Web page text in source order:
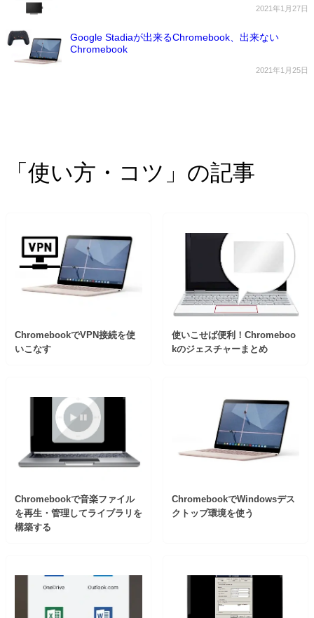
2021年1月27日
Google Stadiaが出来るChromebook、出来ない
Chromebook
2021年1月25日
「使い方・コツ」の記事
ChromebookでVPN接続を使
いこなす
使いこせば便利！Chromeboo
kのジェスチャーまとめ
Chromebookで音楽ファイル
を再生・管理してライブラリを
構築する
ChromebookでWindowsデス
クトップ環境を使う